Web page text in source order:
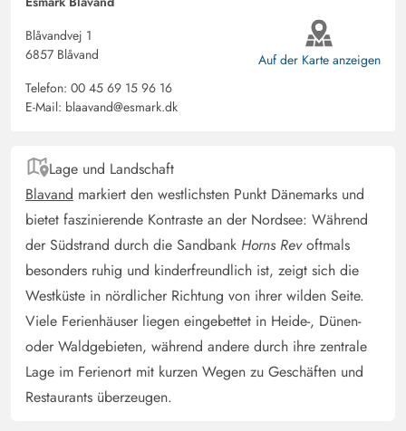
Bente Pedersen
Danmark
Super schönes Haus auf großem Grundstück. Alles war
einfach perfekt. Gute Zimmer, eine neue, schöne Küche
und schöne Badezimmer. Schöner Außenbereich mit
guten Gartenmöbeln. Perfekt für Hunde und Kinder, da
es viel Platz auf dem Grundstück gibt. Das schöne
Wildmarksbad war bei allen ein Hit. Wir kommen auf
jeden Fall zurück.
Thomas Dettmann
Deutschland
5 von 5
5 von 5
5 out of 5
21/06/2025
Blåvandvej 1
6857 Blåvand
Telefon: 00 45 69 15 96 16
E-Mail: blaavand@esmark.dk
Auf der Karte anzeigen
Lage und Landschaft
Blavand markiert den westlichsten Punkt Dänemarks und
bietet faszinierende Kontraste an der Nordsee: Während
der Südstrand durch die Sandbank Horns Revoftmals
besonders ruhig und kinderfreundlich ist, zeigt sich die
Westküste in nördlicher Richtung von ihrer wilden Seite.
Viele Ferienhäuser liegen eingebettet in Heide-, Dünen-
oder Waldgebieten, während andere durch ihre zentrale
Lage im Ferienort mit kurzen Wegen zu Geschäften und
Restaurants überzeugen.